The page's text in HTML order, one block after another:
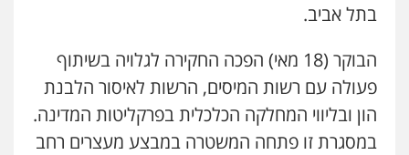
שחר מנדלמן, שלומציון גבאי מנדלמן
– משרד עורכי דין
פלילי התמחות בייצוג בעבירות מין
0505522334
בתל אביב.
הבוקר (18 מאי) הפכה החקירה לגלויה בשיתוף
פעולה עם רשות המיסים, הרשות לאיסור הלבנת
הון ובליווי המחלקה הכלכלית בפרקליטות המדינה.
במסגרת זו פתחה המשטרה במבצע מעצרים רחב